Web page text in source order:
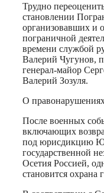
Трудно
становлении
организовавших и
пограничной
времени службой
Валерий Чугунов,
генерал-майор
Валерий Зозуля.
О
После военных
включающих
под юрисдикцию
государственной
Осетия Россией,
становится охрана